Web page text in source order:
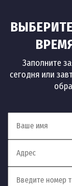
Заполните
сегодня или